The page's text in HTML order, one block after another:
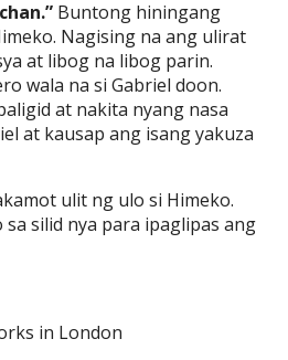
Buntong hiningang
Nagising na ang ulirat
at libog na libog parin.
wala na si Gabriel doon.
at nakita nyang nasa
at kausap ang isang yakuza
ulit ng ulo si Himeko.
silid nya para ipaglipas ang
in London